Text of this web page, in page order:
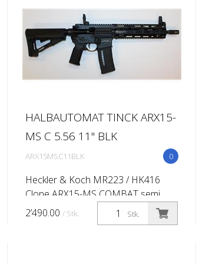
HALBAUTOMAT TINCK ARX15-
MS C 5.56 11'' BLK
0
ARX15MSC11BLK
Heckler & Koch MR223 / HK416
Clone ARX15-MS COMBAT semi
automatic rifle Caliber: 5.56x45 (.223
Rem) Barrel length:11'' (Twist rate
Stk.
2’490.00 / Stk.